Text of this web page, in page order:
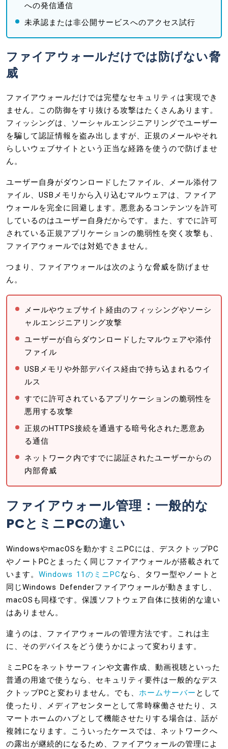
への発信通信
未承認または非公開サービスへのアクセス試行
ファイアウォールだけでは防げない脅
威
ファイアウォールだけでは完璧なセキュリティは実現でき
ません。この防御をすり抜ける攻撃はたくさんあります。
フィッシングは、ソーシャルエンジニアリングでユーザー
を騙して認証情報を盗み出しますが、正規のメールやそれ
らしいウェブサイトという正当な経路を使うので防げませ
ん。
ユーザー自身がダウンロードしたファイル、メール添付フ
ァイル、USBメモリから入り込むマルウェアは、ファイア
ウォールを完全に回避します。悪意あるコンテンツを許可
しているのはユーザー自身だからです。また、すでに許可
されている正規アプリケーションの脆弱性を突く攻撃も、
ファイアウォールでは対処できません。
つまり、ファイアウォールは次のような脅威を防げませ
ん。
メールやウェブサイト経由のフィッシングやソーシ
ャルエンジニアリング攻撃
ユーザーが自らダウンロードしたマルウェアや添付
ファイル
USBメモリや外部デバイス経由で持ち込まれるウイ
ルス
すでに許可されているアプリケーションの脆弱性を
悪用する攻撃
正規のHTTPS接続を通過する暗号化された悪意あ
る通信
ネットワーク内ですでに認証されたユーザーからの
内部脅威
ファイアウォール管理：一般的な
PCとミニPCの違い
WindowsやmacOSを動かすミニPCには、デスクトップPC
やノートPCとまったく同じファイアウォールが搭載されて
います。 Windows 11のミニPCなら、タワー型やノートと
同じWindows Defenderファイアウォールが動きますし、
macOSも同様です。保護ソフトウェア自体に技術的な違い
はありません。
違うのは、ファイアウォールの管理方法です。これは主
に、そのデバイスをどう使うかによって変わります。
ミニPCをネットサーフィンや文書作成、動画視聴といった
普通の用途で使うなら、セキュリティ要件は一般的なデス
クトップPCと変わりません。でも、 ホームサーバー として
使ったり、メディアセンターとして常時稼働させたり、ス
マートホームのハブとして機能させたりする場合は、話が
複雑になります。こういったケースでは、ネットワークへ
の露出が継続的になるため、ファイアウォールの管理によ